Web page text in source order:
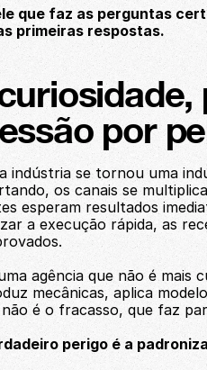
que faz as perguntas
primeiras respostas.
por
indústria se tornou uma
os canais se
esperam resultados
a execução rápida, as
agência que não é mais
mecânicas, aplica
é o fracasso, que faz
perigo é a